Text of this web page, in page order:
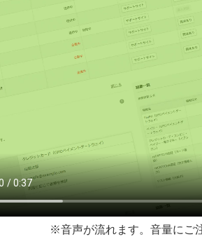
※音声が流れます。音量にご